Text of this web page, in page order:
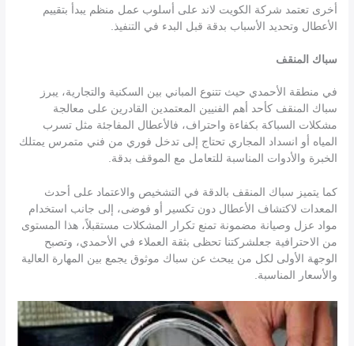
أخرى تعتمد شركة الكويت لاند على أسلوب عمل منظم يبدأ بتقييم
الأعطال وتحديد الأسباب بدقة قبل البدء في التنفيذ.
سباك المنقف
في منطقة الأحمدي حيث تتنوع المباني بين السكنية والتجارية، يبرز
سباك المنقف كأحد أهم الفنيين المعتمدين القادرين على معالجة
مشكلات السباكة بكفاءة واحتراف، فالأعطال المفاجئة مثل تسرب
المياه أو انسداد المجاري تحتاج إلى تدخل فوري من فني متمرس يمتلك
الخبرة والأدوات المناسبة للتعامل مع الموقف بدقة.
كما يتميز سباك المنقف بالدقة في التشخيص والاعتماد على أحدث
المعدات لاكتشاف الأعطال دون تكسير أو فوضى، إلى جانب استخدام
مواد عزل وصيانة مضمونة تمنع تكرار المشكلات مستقبلاً، هذا المستوى
من الاحترافية جعلشركتنا تحظى بثقة العملاء في الأحمدي، وتصبح
الوجهة الأولى لكل من يبحث عن سباك موثوق يجمع بين المهارة العالية
والأسعار المناسبة.